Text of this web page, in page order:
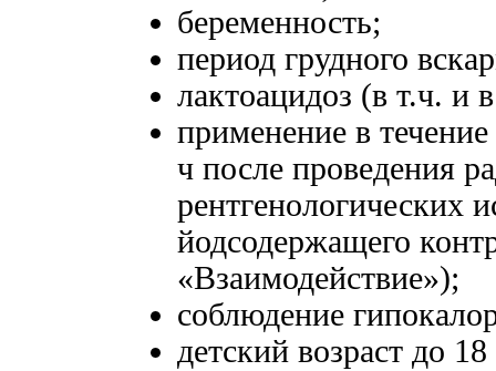
беременность;
период грудного
лактоацидоз (в т.ч. и
применение в
ч после проведения
рентгенологических
йодсодержащего
«Взаимодействие»);
соблюдение
детский возраст до 18